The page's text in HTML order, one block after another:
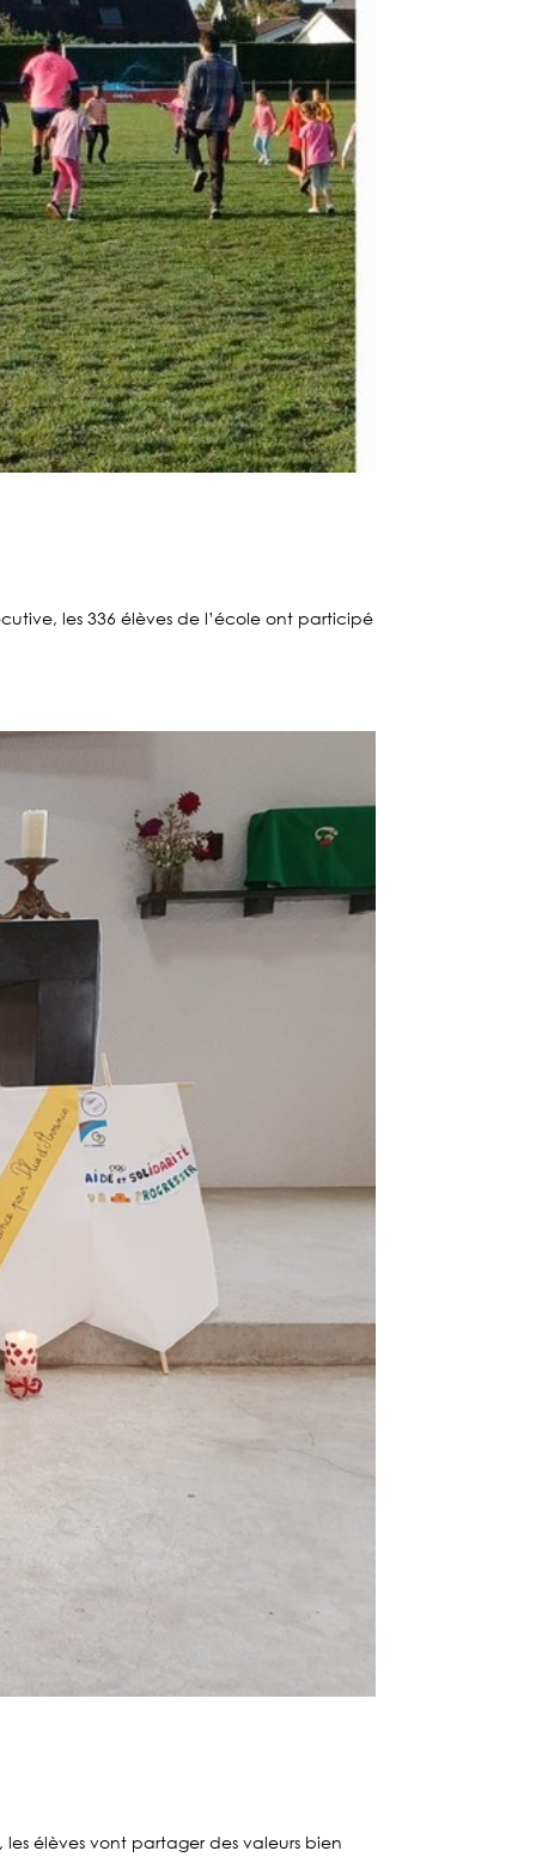
les 336 élèves de l’école ont participé
élèves vont partager des valeurs bien